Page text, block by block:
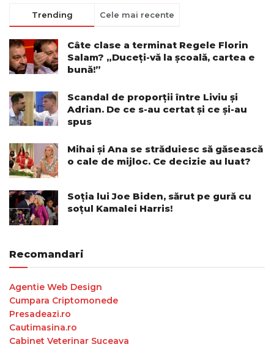
Trending Cele mai recente
Câte clase a terminat Regele Florin
Salam? „Duceți-vă la școală, cartea e
bună!”
Scandal de proporții între Liviu și
Adrian. De ce s-au certat și ce și-au
spus
Mihai și Ana se străduiesc să găsească
o cale de mijloc. Ce decizie au luat?
Soția lui Joe Biden, sărut pe gură cu
soțul Kamalei Harris!
Recomandari
Agentie Web Design
Cumpara Criptomonede
Presadeazi.ro
Cautimasina.ro
Cabinet Veterinar Suceava